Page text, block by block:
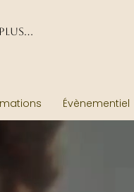
Évènementiel